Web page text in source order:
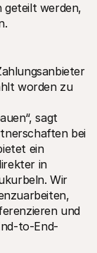
geteilt werden,
worden zu
sagt
bei
ein
in
Wir
und
to-End-